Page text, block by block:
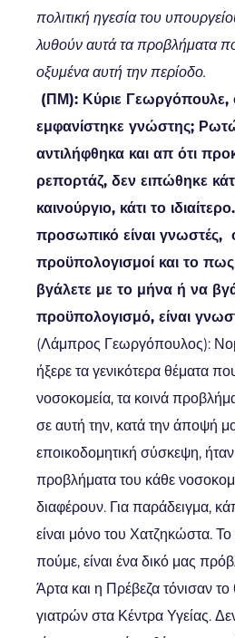
πολιτική ηγεσία του
λυθούν αυτά τα προβλήματα
οξυμένα αυτή την περίοδο.
(ΠΜ): Κύριε Γεωργόπουλε,
εμφανίστηκε γνώστης; Ρωτώ
αντιλήφθηκα και απ ότι
ρεπορτάζ, δεν ειπώθηκε
καινούργιο, κάτι το
προσωπικό είναι γνωστές,
προϋπολογισμοί και το
βγάλετε με το μήνα ή να
προϋπολογισμό, είναι
(Λάμπρος Γεωργόπουλος):
ήξερε τα γενικότερα θέματα
νοσοκομεία, τα κοινά
σε αυτή την, κατά την άποψή
εποικοδομητική σύσκεψη, ήταν
προβλήματα του κάθε
διαφέρουν. Για παράδειγμα,
είναι μόνο του Χατζηκώστα.
πούμε, είναι ένα δικό μας
Άρτα και η Πρέβεζα τόνισαν το
γιατρών στα Κέντρα Υγείας.